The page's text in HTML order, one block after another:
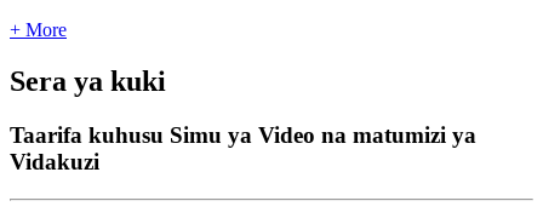
+ More
Sera ya kuki
Taarifa kuhusu Simu ya Video na matumizi ya
Vidakuzi